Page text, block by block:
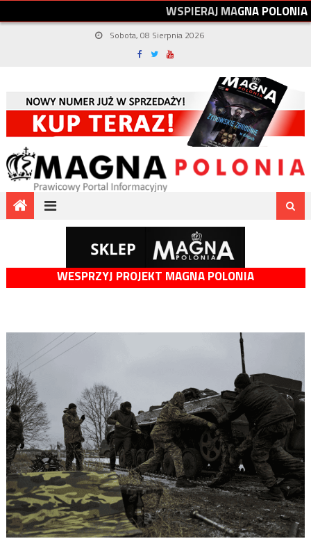
WSPIERAJMAGNAPOLONIA
Sobota, 08 Sierpnia 2026
WESPRZYJ PROJEKT MAGNA POLONIA